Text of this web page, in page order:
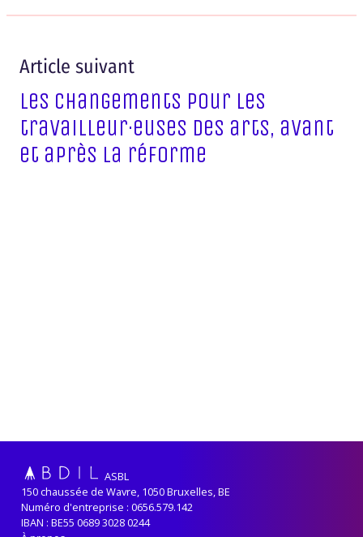
Article suivant
Les changements pour les
travailleur·euses des arts, avant
et après la réforme
ASBL
150 chaussée de Wavre, 1050 Bruxelles, BE
Numéro d'entreprise : 0656.579.142
IBAN : BE55 0689 3028 0244